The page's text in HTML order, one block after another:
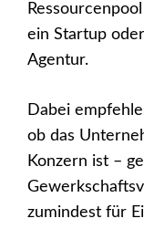
ein Startup
Agentur.
Dabei
ob das
Konzern ist –
zumindest für